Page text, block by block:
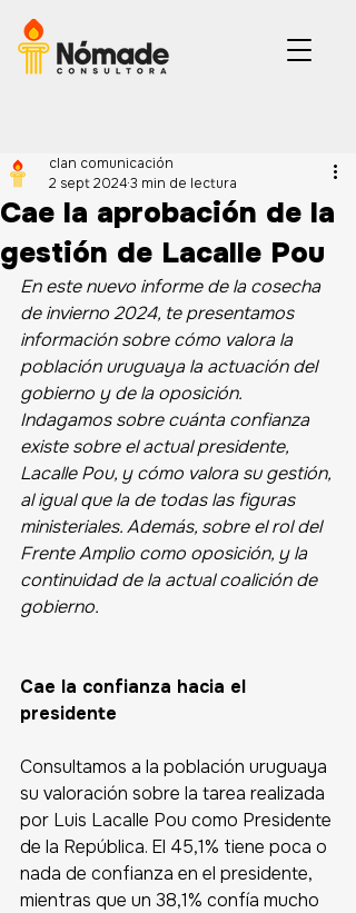
Cae la aprobación de la
gestión de Lacalle Pou
clan comunicación
2 sept 20243 min de lectura
En este nuevo informe de la cosecha
de invierno 2024, te presentamos
información sobre cómo valora la
población uruguaya la actuación del
gobierno y de la oposición.
Indagamos sobre cuánta confianza
existe sobre el actual presidente,
Lacalle Pou, y cómo valora su gestión,
al igual que la de todas las figuras
ministeriales. Además, sobre el rol del
Frente Amplio como oposición, y la
continuidad de la actual coalición de
gobierno.
Cae la confianza hacia el
presidente
Consultamos a la población uruguaya
su valoración sobre la tarea realizada
por Luis Lacalle Pou como Presidente
de la República. El 45,1% tiene poca o
nada de confianza en el presidente,
mientras que un 38,1% confía mucho